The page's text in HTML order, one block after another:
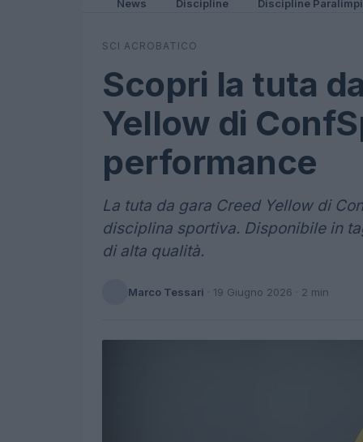
News Discipline Discipline
SCI ACROBATICO
Scopri la tuta
Yellow di
performance
La tuta da gara Creed Yellow di
disciplina sportiva. Disponibile in
di alta qualità.
Marco Tessari · 19 Giugno 2026 · 2 min